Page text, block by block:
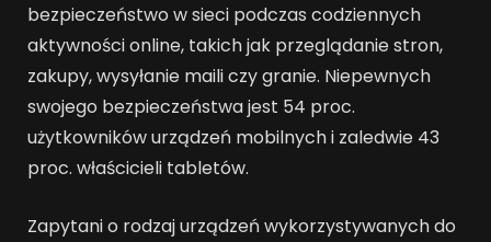
bezpieczeństwo w sieci podczas codziennych
aktywności online, takich jak przeglądanie stron,
zakupy, wysyłanie maili czy granie. Niepewnych
swojego bezpieczeństwa jest 54 proc.
użytkowników urządzeń mobilnych i zaledwie 43
proc. właścicieli tabletów.
Zapytani o rodzaj urządzeń wykorzystywanych do